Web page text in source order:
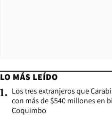
LO MÁS LEÍDO
1. Los tres extranjeros que
con más de $540 millones en
Coquimbo